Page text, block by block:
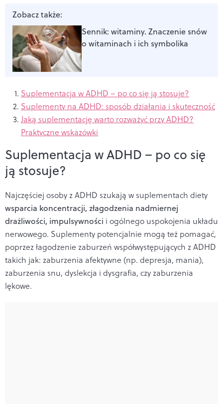
Zobacz także:
Sennik: witaminy. Znaczenie snów
o witaminach i ich symbolika
Suplementacja w ADHD – po co się ją stosuje?
Suplementy na ADHD: sposób działania i skuteczność
Jaką suplementację warto rozważyć przy ADHD?
Praktyczne wskazówki
Suplementacja w ADHD – po co się
ją stosuje?
Najczęściej osoby z ADHD szukają w suplementach diety
wsparcia koncentracji, złagodzenia nadmiernej
drażliwości, impulsywności i ogólnego uspokojenia układu
nerwowego. Suplementy potencjalnie mogą też pomagać,
poprzez łagodzenie zaburzeń współwystępujących z ADHD
takich jak: zaburzenia afektywne (np. depresja, mania),
zaburzenia snu, dyslekcja i dysgrafia, czy zaburzenia
lękowe.